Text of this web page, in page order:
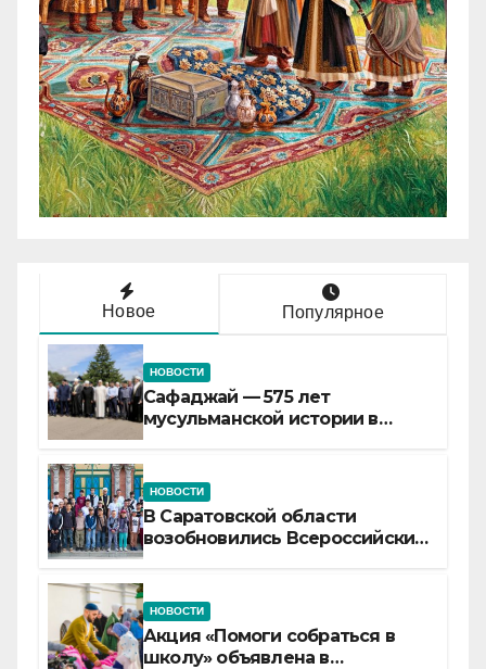
Новое Популярное
НОВОСТИ
Сафаджай — 575 лет
мусульманской истории в
НОВОСТИ
В Саратовской области
возобновились Всероссийские
НОВОСТИ
Акция «Помоги собраться в
школу» объявлена в